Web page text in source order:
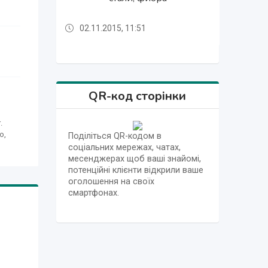
02.11.2015, 11:48
02.11.2015, 11:54
02.11.2015, 11:52
02.11.2015, 11:5102.11.2015, 11:49
02.11.2015, 11:48
02.11.2015, 11:54
QR-код сторінки
Поділіться QR-кодом в
соціальних мережах, чатах,
месенджерах щоб ваші знайомі,
потенційні клієнти відкрили ваше
оголошення на своїх
смартфонах.